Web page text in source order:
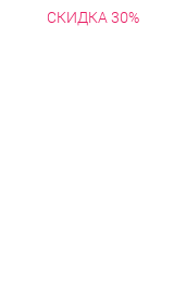
СКИДКА 30%